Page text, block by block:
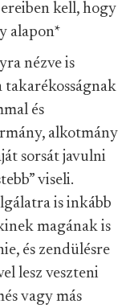
kell, hogy
alapon*
nézve is
és
alkotmány
sorsát javulni
viseli.
is inkább
magának is
és zendülésre
lesz veszteni
vagy más